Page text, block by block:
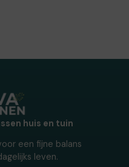
huis en tuin
een fijne balans
leven.